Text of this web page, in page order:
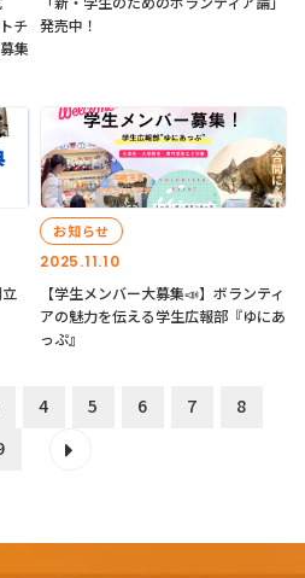
チ
集
発売中！
2025.11.10
お知らせ
【学生メンバー大募集📣】ボランティ
アの魅力を伝える学生広報部『ゆにあ
っぷ』
4 5 6 7
8